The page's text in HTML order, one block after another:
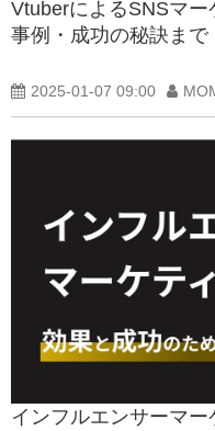
VtuberによるSNSマ
事例・成功の秘訣まで
2025-01-07 09:00
インフルエンサーマ